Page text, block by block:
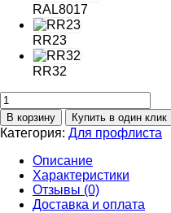
RAL8017
RR23
RR32
В корзину Купить в один клик
Категория: Для профлиста
Описание
Характеристики
Отзывы (0)
Доставка и оплата